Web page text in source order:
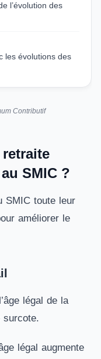
l’évolution des
les évolutions des
Contributif
SMIC ?
SMIC toute leur
améliorer le
légal de la
surcote.
légal augmente